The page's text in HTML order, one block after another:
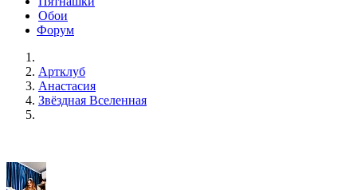
Обои
Форум
Артклуб
Анастасия
Звёздная Вселенная